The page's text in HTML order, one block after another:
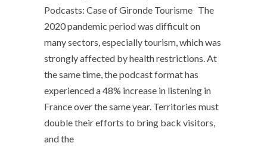
Podcasts: Case of Gironde Tourisme The
2020 pandemic period was difficult on
many sectors, especially tourism, which was
strongly affected by health restrictions. At
the same time, the podcast format has
experienced a 48% increase in listening in
France over the same year. Territories must
double their efforts to bring back visitors,
and the